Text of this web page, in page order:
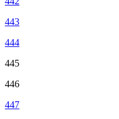
443
444
445
446
447